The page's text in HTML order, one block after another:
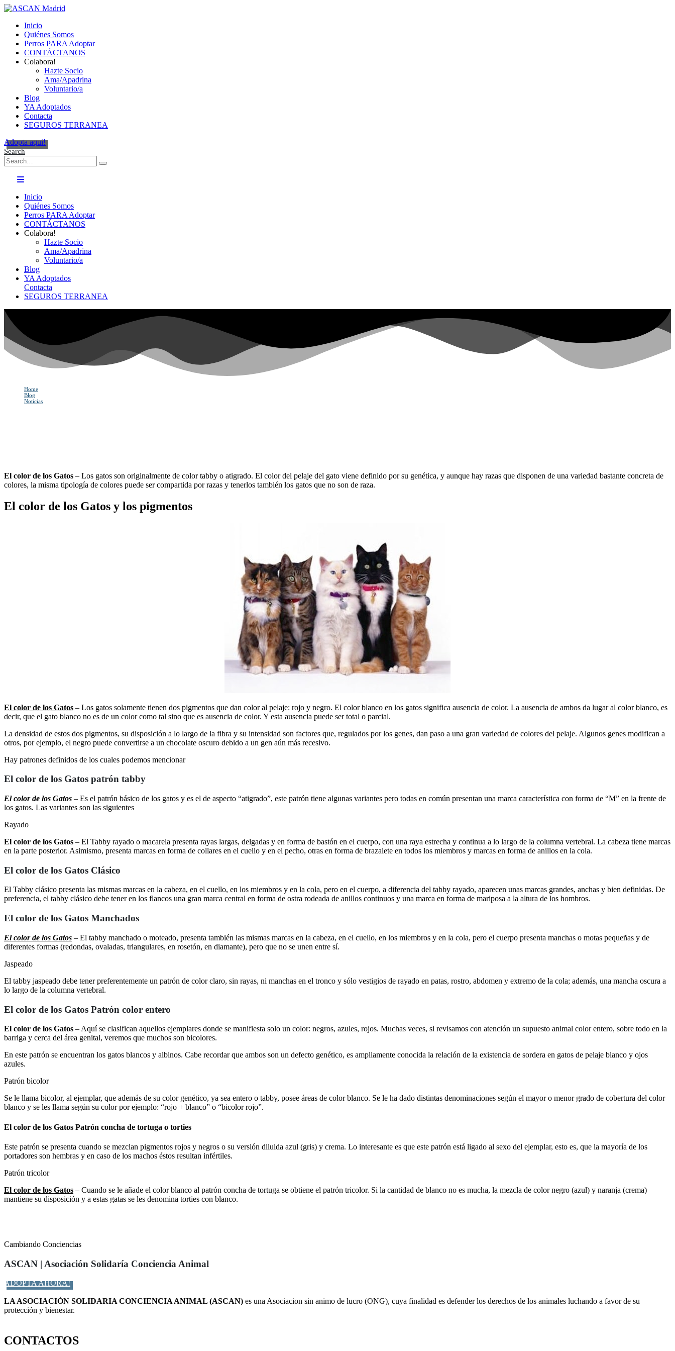
Inicio
Quiénes Somos
Perros PARA Adoptar
CONTÁCTANOS
Colabora!
Hazte Socio
Ama/Apadrina
Voluntario/a
Blog
YA Adoptados
Contacta
SEGUROS TERRANEA
Adopta aqui!
Search
Inicio
Quiénes Somos
Perros PARA Adoptar
CONTÁCTANOS
Colabora!
Hazte Socio
Ama/Apadrina
Voluntario/a
Blog
YA Adoptados
Contacta
SEGUROS TERRANEA
Home
Blog
Noticias
El color de los Gatos – Los gatos son originalmente de color tabby o atigrado. El color del pelaje del gato viene definido por su genética, y aunque hay razas que disponen de una variedad bastante concreta de
colores, la misma tipología de colores puede ser compartida por razas y tenerlos también los gatos que no son de raza.
El color de los Gatos y los pigmentos
El color de los Gatos – Los gatos solamente tienen dos pigmentos que dan color al pelaje: rojo y negro. El color blanco en los gatos significa ausencia de color. La ausencia de ambos da lugar al color blanco, es
decir, que el gato blanco no es de un color como tal sino que es ausencia de color. Y esta ausencia puede ser total o parcial.
La densidad de estos dos pigmentos, su disposición a lo largo de la fibra y su intensidad son factores que, regulados por los genes, dan paso a una gran variedad de colores del pelaje. Algunos genes modifican a
otros, por ejemplo, el negro puede convertirse a un chocolate oscuro debido a un gen aún más recesivo.
Hay patrones definidos de los cuales podemos mencionar
El color de los Gatos patrón tabby
El color de los Gatos – Es el patrón básico de los gatos y es el de aspecto “atigrado”, este patrón tiene algunas variantes pero todas en común presentan una marca característica con forma de “M” en la frente de
los gatos. Las variantes son las siguientes
Rayado
El color de los Gatos – El Tabby rayado o macarela presenta rayas largas, delgadas y en forma de bastón en el cuerpo, con una raya estrecha y continua a lo largo de la columna vertebral. La cabeza tiene marcas
en la parte posterior. Asimismo, presenta marcas en forma de collares en el cuello y en el pecho, otras en forma de brazalete en todos los miembros y marcas en forma de anillos en la cola.
El color de los Gatos Clásico
El Tabby clásico presenta las mismas marcas en la cabeza, en el cuello, en los miembros y en la cola, pero en el cuerpo, a diferencia del tabby rayado, aparecen unas marcas grandes, anchas y bien definidas. De
preferencia, el tabby clásico debe tener en los flancos una gran marca central en forma de ostra rodeada de anillos continuos y una marca en forma de mariposa a la altura de los hombros.
El color de los Gatos Manchados
El color de los Gatos – El tabby manchado o moteado, presenta también las mismas marcas en la cabeza, en el cuello, en los miembros y en la cola, pero el cuerpo presenta manchas o motas pequeñas y de
diferentes formas (redondas, ovaladas, triangulares, en rosetón, en diamante), pero que no se unen entre sí.
Jaspeado
El tabby jaspeado debe tener preferentemente un patrón de color claro, sin rayas, ni manchas en el tronco y sólo vestigios de rayado en patas, rostro, abdomen y extremo de la cola; además, una mancha oscura a
lo largo de la columna vertebral.
El color de los Gatos Patrón color entero
El color de los Gatos – Aquí se clasifican aquellos ejemplares donde se manifiesta solo un color: negros, azules, rojos. Muchas veces, si revisamos con atención un supuesto animal color entero, sobre todo en la
barriga y cerca del área genital, veremos que muchos son bicolores.
En este patrón se encuentran los gatos blancos y albinos. Cabe recordar que ambos son un defecto genético, es ampliamente conocida la relación de la existencia de sordera en gatos de pelaje blanco y ojos
azules.
Patrón bicolor
Se le llama bicolor, al ejemplar, que además de su color genético, ya sea entero o tabby, posee áreas de color blanco. Se le ha dado distintas denominaciones según el mayor o menor grado de cobertura del color
blanco y se les llama según su color por ejemplo: “rojo + blanco” o “bicolor rojo”.
El color de los Gatos Patrón concha de tortuga o torties
Este patrón se presenta cuando se mezclan pigmentos rojos y negros o su versión diluida azul (gris) y crema. Lo interesante es que este patrón está ligado al sexo del ejemplar, esto es, que la mayoría de los
portadores son hembras y en caso de los machos éstos resultan infértiles.
Patrón tricolor
El color de los Gatos – Cuando se le añade el color blanco al patrón concha de tortuga se obtiene el patrón tricolor. Si la cantidad de blanco no es mucha, la mezcla de color negro (azul) y naranja (crema)
mantiene su disposición y a estas gatas se les denomina torties con blanco.
Cambiando Conciencias
ASCAN | Asociación Solidaría Conciencia Animal
ADOPTA AHORA!
LA ASOCIACIÓN SOLIDARIA CONCIENCIA ANIMAL (ASCAN) es una Asociacion sin animo de lucro (ONG), cuya finalidad es defender los derechos de los animales luchando a favor de su
protección y bienestar.
CONTACTOS